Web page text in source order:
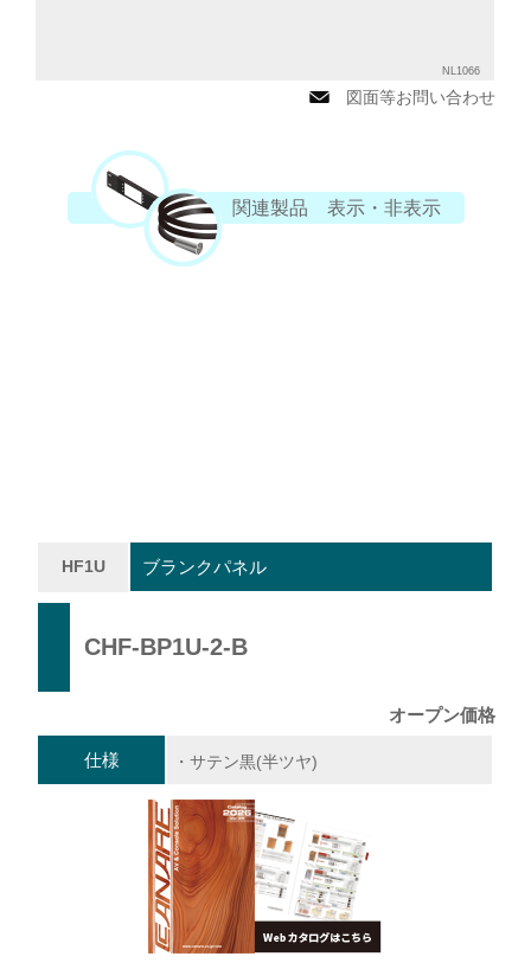
NL1066
図面等お問い合わせ
関連製品 表示・非表示
HF1U ブランクパネル
CHF-BP1U-2-B
オープン価格
仕様 ・サテン黒(半ツヤ)